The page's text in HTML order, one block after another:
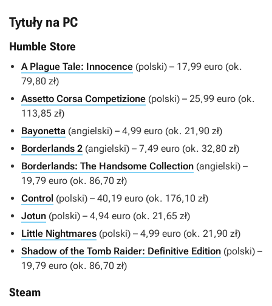
Tytuły na PC
Humble Store
A Plague Tale: Innocence (polski) – 17,99 euro (ok.
79,80 zł)
Assetto Corsa Competizione (polski) – 25,99 euro (ok.
113,85 zł)
Bayonetta (angielski) – 4,99 euro (ok. 21,90 zł)
Borderlands 2 (angielski) – 7,49 euro (ok. 32,80 zł)
Borderlands: The Handsome Collection (angielski) –
19,79 euro (ok. 86,70 zł)
Control (polski) – 40,19 euro (ok. 176,10 zł)
Jotun (polski) – 4,94 euro (ok. 21,65 zł)
Little Nightmares (polski) – 4,99 euro (ok. 21,90 zł)
Shadow of the Tomb Raider: Definitive Edition (polski) –
19,79 euro (ok. 86,70 zł)
Steam